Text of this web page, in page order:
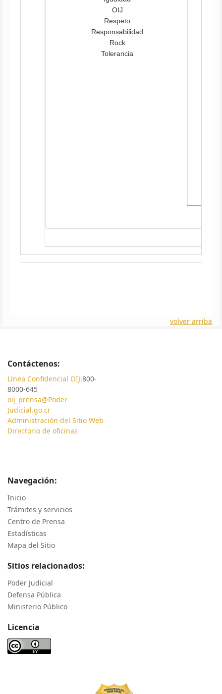
volver arriba
Contáctenos:
Línea Confidencial OIJ:800-
8000-645
oij_prensa@Poder-
Judicial.go.cr
Administración del Sitio Web
Directorio de oficinas
Navegación:
Inicio
Trámites y servicios
Centro de Prensa
Estadísticas
Mapa del Sitio
Sitios relacionados:
Poder Judicial
Defensa Pública
Ministerio Público
Licencia